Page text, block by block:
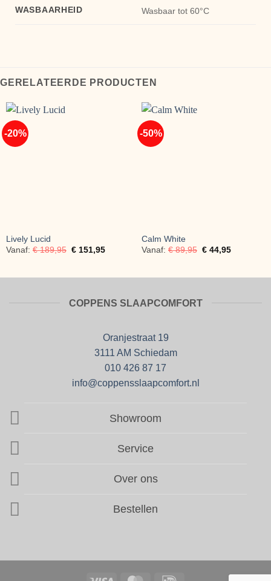
WASBAARHEID Wasbaar tot 60°C
GERELATEERDE PRODUCTEN
-20%
Lively Lucid
Vanaf: €189,95 €151,95
-50%
Calm White
Vanaf: €89,95 €44,95
COPPENS SLAAPCOMFORT
Oranjestraat 19
3111 AM Schiedam
010 426 87 17
info@coppensslaapcomfort.nl
Showroom
Service
Over ons
Bestellen